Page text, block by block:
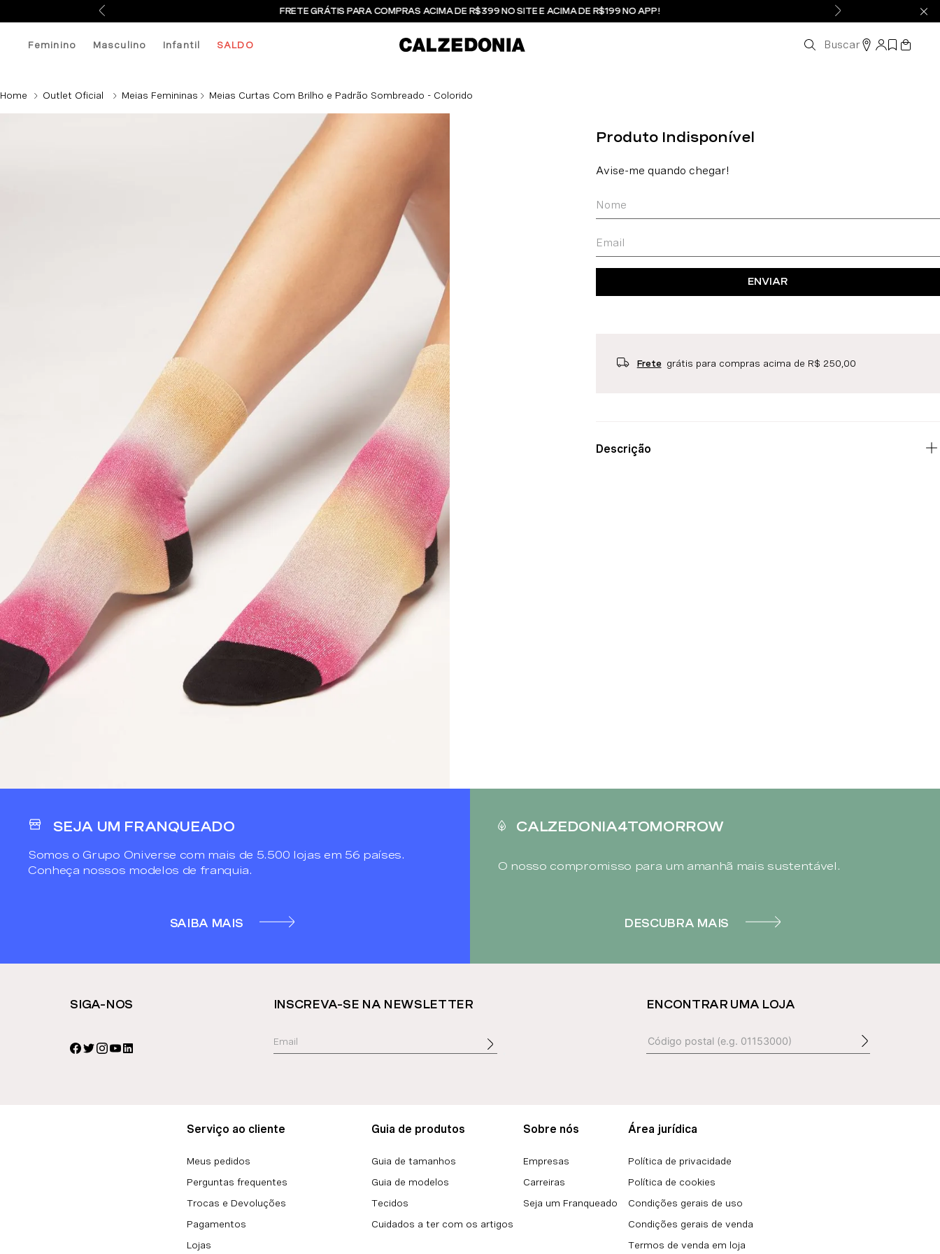
FRETE GRÁTIS PARA COMPRAS ACIMA DE R$399 NO SITE E ACIMA DE R$199 NO APP!
Feminino Masculino Infantil SALDO Buscar
Outlet Oficial Meias Femininas Meias Curtas Com Brilho e Padrão Sombreado - Colorido
ENVIAR
Frete grátis para compras acima de R$ 250,00
Descrição
SEJA UM FRANQUEADO
Somos o Grupo Oniverse com mais de 5.500 lojas em 56 países.
Conheça nossos modelos de franquia.
SAIBA MAIS
CALZEDONIA4TOMORROW
O nosso compromisso para um amanhã mais sustentável.
DESCUBRA MAIS
SIGA-NOS INSCREVA-SE NA NEWSLETTER ENCONTRAR UMA LOJA
Serviço ao cliente
Meus pedidos
Perguntas frequentes
Trocas e Devoluções
Pagamentos
Lojas
Guia de produtos
Guia de tamanhos
Guia de modelos
Tecidos
Cuidados a ter com os artigos
Sobre nós
Empresas
Carreiras
Seja um Franqueado
Área jurídica
Política de privacidade
Política de cookies
Condições gerais de uso
Condições gerais de venda
Termos de venda em loja